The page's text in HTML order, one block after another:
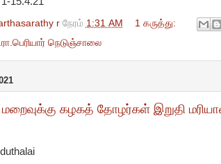
r நேரம் 1:31 AM
1 கருத்து:
நெடுஞ்சாலை
மறைவுக்கு கழகத் தோழர்கள் இறுதி